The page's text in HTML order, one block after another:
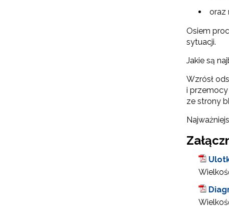
oraz
Osiem
sytuacji.
Jakie są
Wzrósł
i przemocy
ze strony